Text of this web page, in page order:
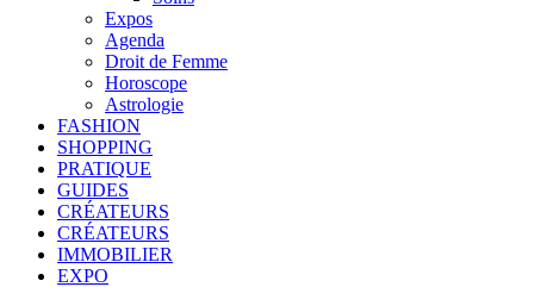
Expos
Agenda
Droit de Femme
Horoscope
Astrologie
FASHION
SHOPPING
PRATIQUE
GUIDES
CRÉATEURS
CRÉATEURS
IMMOBILIER
EXPO